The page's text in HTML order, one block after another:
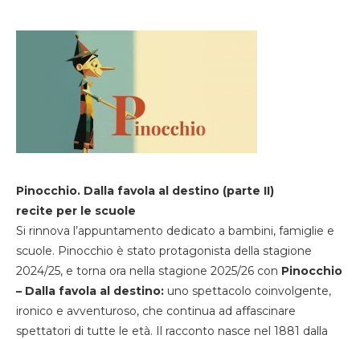
Pinocchio. Dalla favola al destino (parte II)
recite per le scuole
Si rinnova l’appuntamento dedicato a bambini, famiglie e
scuole. Pinocchio è stato protagonista della stagione
2024/25, e torna ora nella stagione 2025/26 con Pinocchio
– Dalla favola al destino: uno spettacolo coinvolgente,
ironico e avventuroso, che continua ad affascinare
spettatori di tutte le età. Il racconto nasce nel 1881 dalla